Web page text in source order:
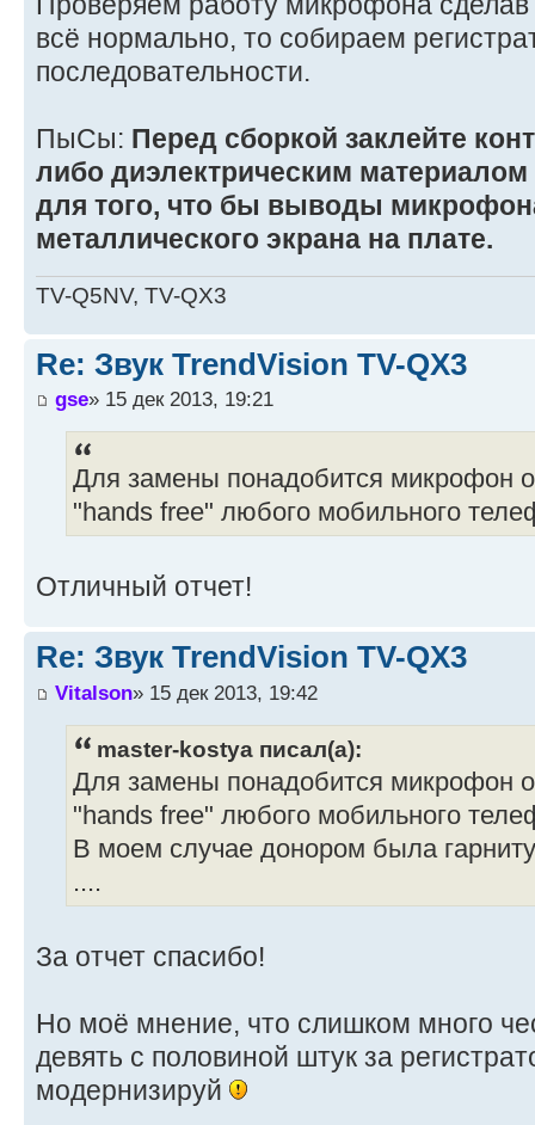
всё нормально, то собираем
последовательности.
ПыСы: Перед сборкой заклейте
либо диэлектрическим
для того, что бы выводы
металлического экрана на плате.
TV-Q5NV, TV-QX3
Re: Звук TrendVision TV-QX3
gse» 15 дек 2013, 19:21
Для замены понадобится микрофон
"hands free" любого мобильного
Отличный отчет!
Re: Звук TrendVision TV-QX3
Vitalson» 15 дек 2013, 19:42
master-kostya писал(а):
Для замены понадобится микрофон
"hands free" любого мобильного
В моем случае донором была
....
За отчет спасибо!
Но моё мнение, что слишком много
девять с половиной штук за
модернизируй